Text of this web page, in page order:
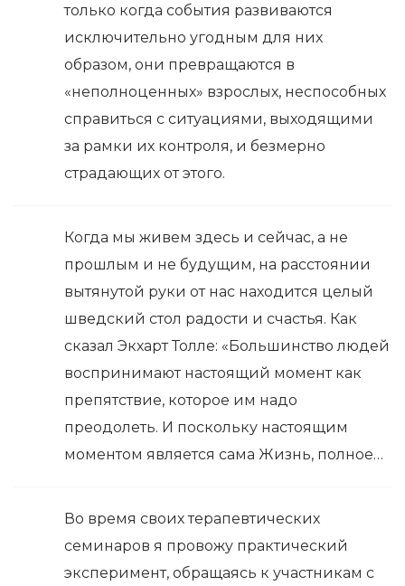
только когда события развиваются
исключительно угодным для них
образом, они превращаются в
«неполноценных» взрослых, неспособных
справиться с ситуациями, выходящими
за рамки их контроля, и безмерно
страдающих от этого.
Когда мы живем здесь и сейчас, а не
прошлым и не будущим, на расстоянии
вытянутой руки от нас находится целый
шведский стол радости и счастья. Как
сказал Экхарт Толле: «Большинство людей
воспринимают настоящий момент как
препятствие, которое им надо
преодолеть. И поскольку настоящим
моментом является сама Жизнь, полное…
Во время своих терапевтических
семинаров я провожу практический
эксперимент, обращаясь к участникам с